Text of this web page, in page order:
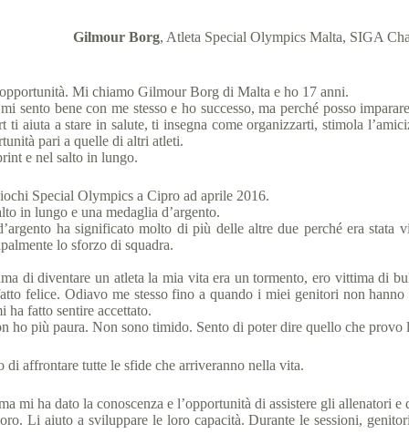
Gilmour Borg, Atleta Special Olympics Malta, SIGA
Mi chiamo Gilmour Borg di Malta e ho 17 anni.
bene con me stesso e ho successo, ma perché posso
aiuta a stare in salute, ti insegna come organizzarti, stimola
pari a quelle di altri atleti.
e nel salto in lungo.
Special Olympics a Cipro ad aprile 2016.
in lungo e una medaglia d’argento.
ha significato molto di più delle altre due perché era stata
lo sforzo di squadra.
di diventare un atleta la mia vita era un tormento, ero vittima di
felice. Odiavo me stesso fino a quando i miei genitori non
ha fatto sentire accettato.
ho più paura. Non sono timido. Sento di poter dire quello che provo
affrontare tutte le sfide che arriveranno nella vita.
mi ha dato la conoscenza e l’opportunità di assistere gli allenatori
Li aiuto a sviluppare le loro capacità. Durante le sessioni,